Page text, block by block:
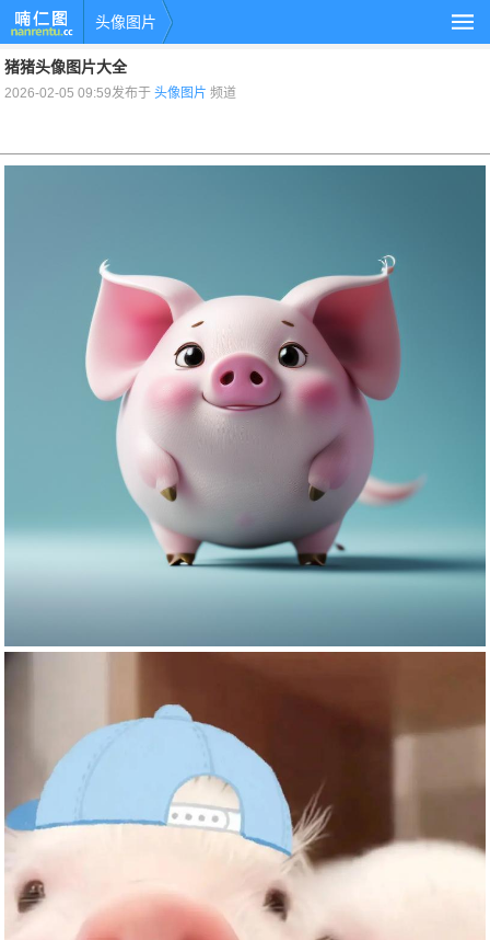
头像图片
猪猪头像图片大全
2026-02-05 09:59发布于头像图片 频道